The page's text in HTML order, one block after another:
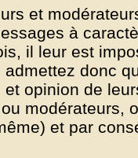
et
à
il leur est
admettez donc
opinion de
modérateurs,
et par